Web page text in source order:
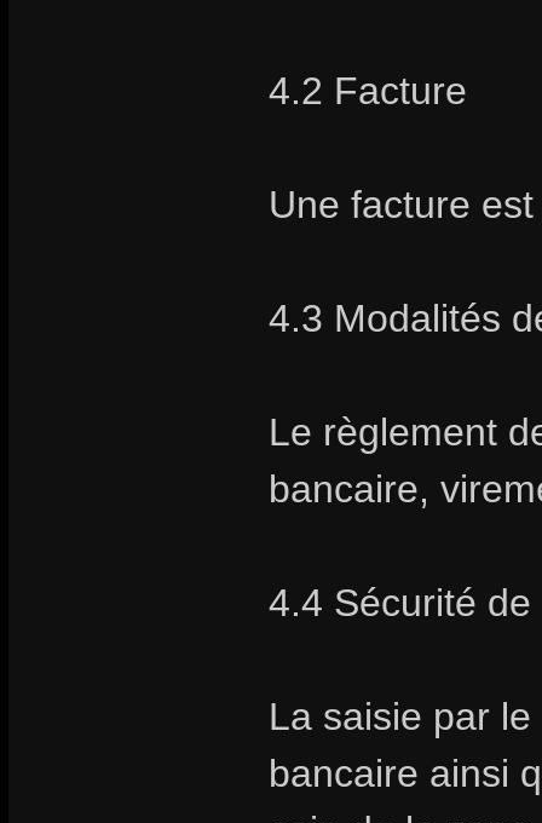
4.2 Facture
Une facture
4.3 Modalités
Le règlement
bancaire,
4.4 Sécurité
La saisie par
bancaire ainsi